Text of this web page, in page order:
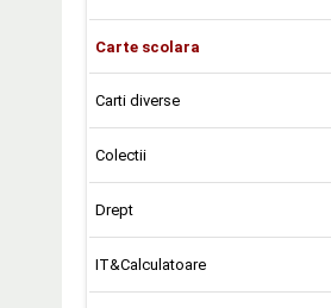
Carte scolara
Carti diverse
Colectii
Drept
IT&Calculatoare